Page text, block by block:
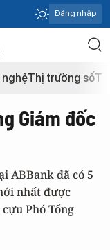
Đăng nhập
nghệThị trường số
Giám đốc
ABBank đã có 5
nhất được
Phó Tổng